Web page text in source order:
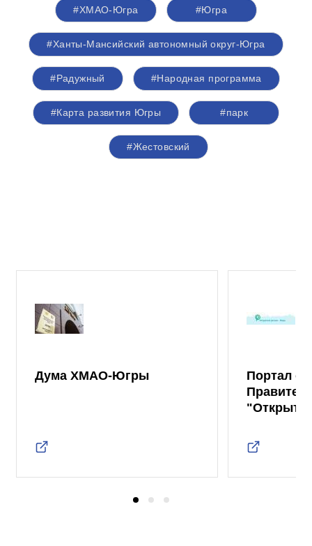
#ХМАО-Югра #Югра
#Ханты-Мансийский автономный округ-Югра
#Радужный #Народная программа
#Карта развития Югры #парк
#Жестовский
Дума ХМАО-Югры
Портал